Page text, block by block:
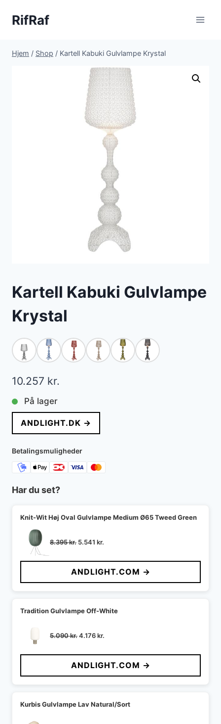
RifRaf
Hjem / Shop / Kartell Kabuki Gulvlampe Krystal
Kartell Kabuki Gulvlampe
Krystal
10.257 kr.
På lager
ANDLIGHT.DK →
Betalingsmuligheder
Har du set?
Knit-Wit Høj Oval Gulvlampe Medium Ø65 Tweed Green
8.395kr. Den
pris
var:
8.395 kr..
5.541 kr.
pris
er:
5.541 kr..
ANDLIGHT.COM →
Tradition Gulvlampe Off-White
5.090kr.Den
pris
var:
5.090 kr..
4.176kr.
pris
er:
4.176 kr..
ANDLIGHT.COM →
Kurbis Gulvlampe Lav Natural/Sort